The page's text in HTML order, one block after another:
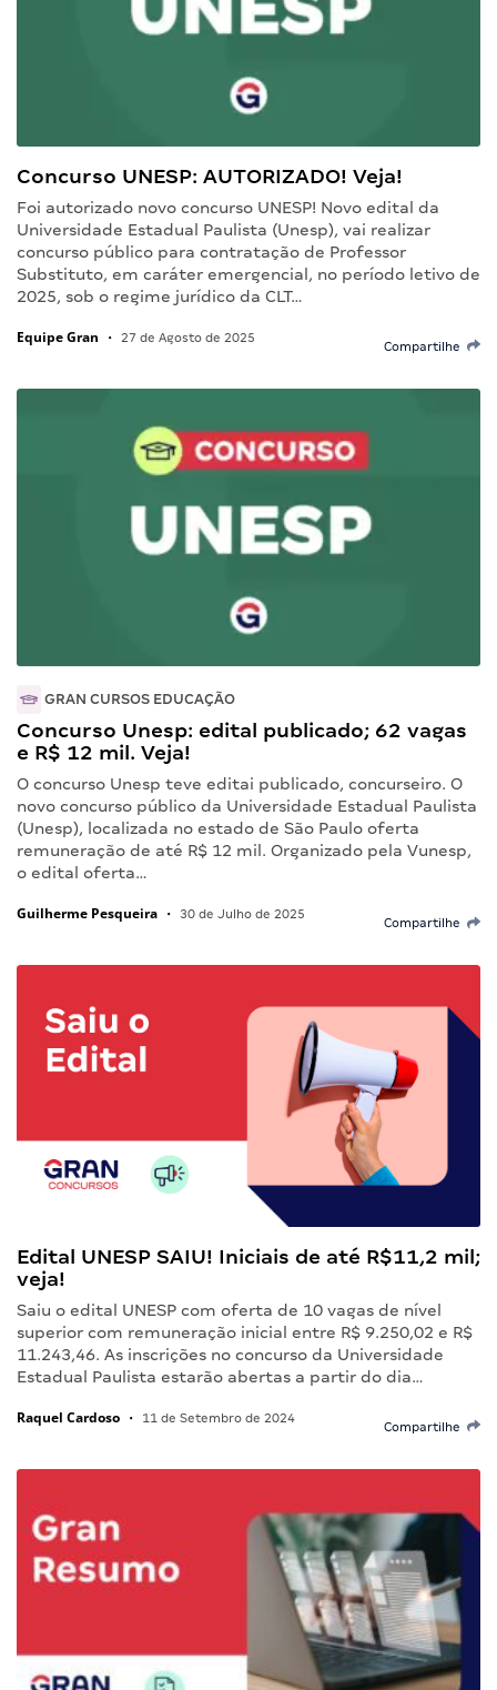
Concurso UNESP: AUTORIZADO! Veja!
Foi autorizado novo concurso UNESP! Novo edital da
Universidade Estadual Paulista (Unesp), vai realizar
concurso público para contratação de Professor
Substituto, em caráter emergencial, no período letivo de
2025, sob o regime jurídico da CLT…
Equipe Gran • 27 de Agosto de 2025
Compartilhe
GRAN CURSOS EDUCAÇÃO
Concurso Unesp: edital publicado; 62 vagas
e R$ 12 mil. Veja!
O concurso Unesp teve editai publicado, concurseiro. O
novo concurso público da Universidade Estadual Paulista
(Unesp), localizada no estado de São Paulo oferta
remuneração de até R$ 12 mil. Organizado pela Vunesp,
o edital oferta…
Guilherme Pesqueira • 30 de Julho de 2025
Compartilhe
Edital UNESP SAIU! Iniciais de até R$11,2 mil;
veja!
Saiu o edital UNESP com oferta de 10 vagas de nível
superior com remuneração inicial entre R$ 9.250,02 e R$
11.243,46. As inscrições no concurso da Universidade
Estadual Paulista estarão abertas a partir do dia…
Raquel Cardoso • 11 de Setembro de 2024
Compartilhe